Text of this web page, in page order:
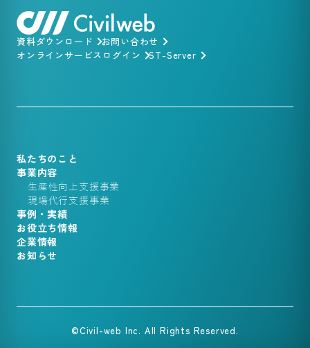
資料ダウンロード
お問い合わせ
オンラインサービスログイン
ST-Server
私たちのこと
事業内容
生産性向上支援事業
現場代行支援事業
事例・実績
お役立ち情報
企業情報
お知らせ
©Civil-web Inc. All Rights Reserved.